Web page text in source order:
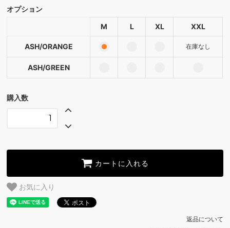
ASH/ORANGE
ASH/GREEN
オプション
M
L XL XXL
ASH/ORANGE 在庫なし
ASH/GREEN
購入数
カートに入れる
お気に入り
返品について